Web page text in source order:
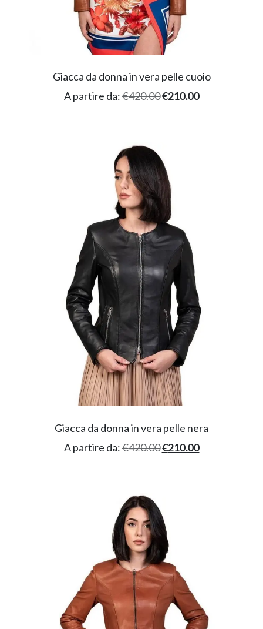
Giacca da donna in vera pelle cuoio
A partire da:€420.00€210.00
Giacca da donna in vera pelle nera
A partire da:€420.00€210.00